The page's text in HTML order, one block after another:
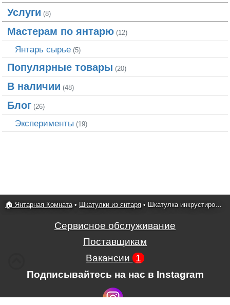
Услуги (8)
Мастерам по янтарю (12)
Янтарь сырье (5)
Популярные товары (20)
В наличии (48)
Блог (26)
Эксперименты (19)
🏠 Янтарная Комната• Шкатулки из янтаря • Шкатулка инкрустированная янтарем 1
Сервисное обслуживание
Поставщикам
Вакансии 1
Подписывайтесь на нас в Instagram